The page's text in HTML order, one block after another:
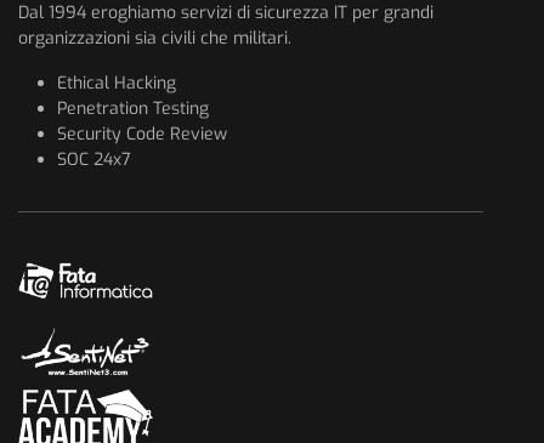
Dal 1994 eroghiamo servizi di sicurezza IT per grandi
organizzazioni sia civili che militari.
Ethical Hacking
Penetration Testing
Security Code Review
SOC 24x7